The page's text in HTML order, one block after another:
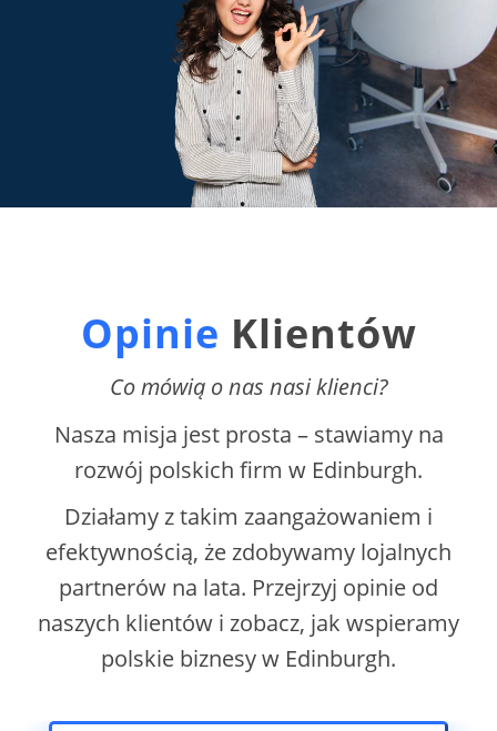
Opinie Klientów
Co mówią o nas nasi klienci?
Nasza misja jest prosta – stawiamy na
rozwój polskich firm w Edinburgh.
Działamy z takim zaangażowaniem i
efektywnością, że zdobywamy lojalnych
partnerów na lata. Przejrzyj opinie od
naszych klientów i zobacz, jak wspieramy
polskie biznesy w Edinburgh.